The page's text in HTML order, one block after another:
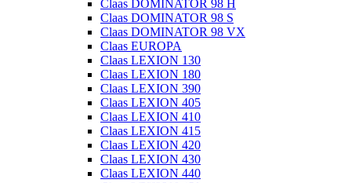
Claas DOMINATOR 98 H
Claas DOMINATOR 98 S
Claas DOMINATOR 98 VX
Claas EUROPA
Claas LEXION 130
Claas LEXION 180
Claas LEXION 390
Claas LEXION 405
Claas LEXION 410
Claas LEXION 415
Claas LEXION 420
Claas LEXION 430
Claas LEXION 440